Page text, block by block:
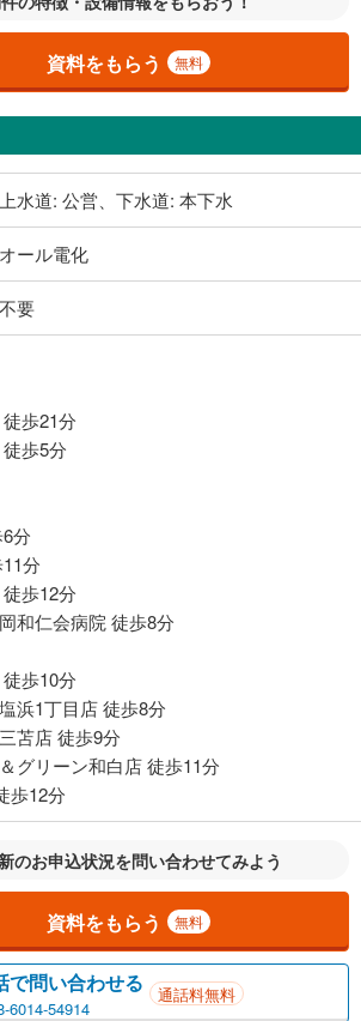
資料をもらう 無料
上水道: 公営、下水道: 本下水
オール電化
不要
歩21分
歩5分
分
分
歩12分
和仁会病院 徒歩8分
歩10分
浜1丁目店 徒歩8分
苫店 徒歩9分
グリーン和白店 徒歩11分
歩12分
のお申込状況を問い合わせてみよう
資料をもらう 無料
で問い合わせる
6014-54914
通話料無料